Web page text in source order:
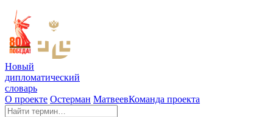
Новый
дипломатический
словарь
О проекте Остерман МатвеевКоманда проекта